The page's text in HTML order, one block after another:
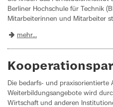
Berliner Hochschule für Technik
Mitarbeiterinnen und Mitarbeiter
mehr...
Die bedarfs- und praxisorientierte
Weiterbildungsangebote wird
Wirtschaft und anderen